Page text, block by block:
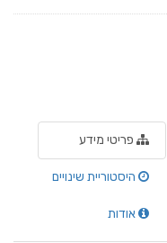
פריטי מידע
היסטוריית שינויים
אודות